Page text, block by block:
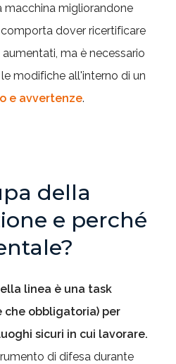
macchina migliorandone
dover ricertificare
ma è necessario
modifiche all'interno di un
e avvertenze.
della
e perché
linea è una task
obbligatoria) per
sicuri in cui lavorare.
di difesa durante